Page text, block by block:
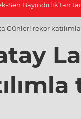
"Mylasa Band"
Günleri rekor